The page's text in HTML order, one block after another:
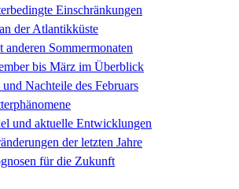
Einschränkungen
der Atlantikküste
anderen Sommermonaten
bis März im Überblick
Nachteile des Februars
und aktuelle Entwicklungen
der letzten Jahre
für die Zukunft